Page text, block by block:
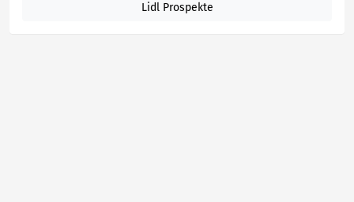
Lidl Prospekte